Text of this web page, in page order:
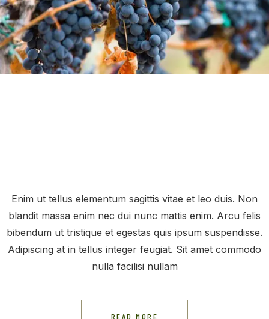
Enim ut tellus elementum sagittis vitae et leo duis. Non
blandit massa enim nec dui nunc mattis enim. Arcu felis
bibendum ut tristique et egestas quis ipsum suspendisse.
Adipiscing at in tellus integer feugiat. Sit amet commodo
nulla facilisi nullam
READ MORE